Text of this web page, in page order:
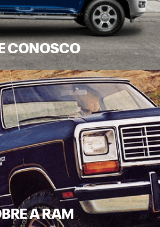
CONOSCO
A RAM